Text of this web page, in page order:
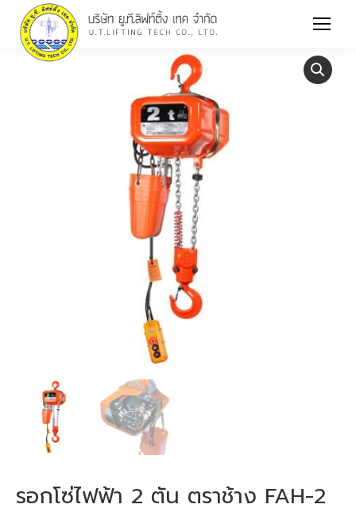
รอกโซ่ไฟฟ้า 2 ตัน ตราช้าง FAH-2